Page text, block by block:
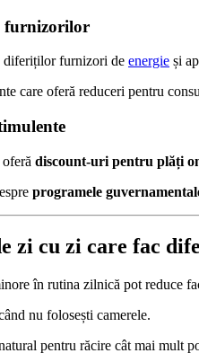
furnizorilor
diferiților furnizori de energie și
care oferă reduceri pentru
oferă discount-uri pentru plăți
programele
zi cu zi care fac
în rutina zilnică pot reduce
nu folosești camerele.
pentru răcire cât mai mult